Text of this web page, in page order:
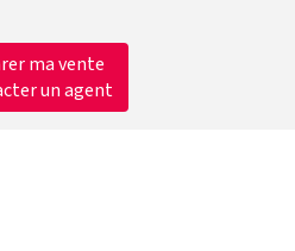
ma vente
un agent